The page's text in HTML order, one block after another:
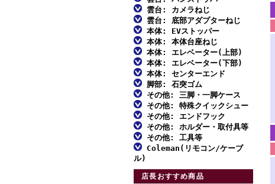
アルミ三脚
ビデオ三脚
カーボン三脚
スタンド型一脚
一脚
雲台単品
アクセサリー
アルミ三脚
ビデオ三脚
カーボン三脚
スタンド型一脚・一脚
雲台単品
アクセサリー
ファミリー三脚
アルミ三脚
ビデオ三脚
カーボン三脚
スタンド型一脚・一脚
雲台単品
アクセサリー
雲台: カメラねじ
ファミリー三脚
アルミ三脚
カーボン三脚
雲台単品
アクセサリー
雲台: 底部アダプターねじ
MFスクリュー
対応一覧: ハンドル雲台
対応一覧: 自由雲台
対応一覧: アクセサリー
取付不能雲台
本体: EVストッパー
ファミリー三脚
アルミ三脚
ビデオ三脚
カーボン三脚
スタンド型一脚
アクセサリー
本体: 本体台座ねじ
アルミ三脚
カーボン三脚
スタンド型一脚・一脚
本体: エレベーター(上部)
アルミ三脚
ビデオ三脚
カーボン三脚
アクセサリー
本体: エレベーター(下部)
アルミ三脚
ビデオ三脚
カーボン三脚
アクセサリー
本体: センターエンド
アルミ三脚
ビデオ三脚
カーボン三脚01
カーボン三脚02
アクセサリー
脚部: 石突ゴム
ファミリー三脚
アルミ三脚
ビデオ三脚
カーボン三脚
一脚
その他: 三脚・一脚ケース
ファミリー三脚
アルミ三脚
ビデオ三脚
カーボン三脚02
その他: 特殊クイックシュー
ダボ式シュー
その他: エンドフック
エンドフック
その他: ホルダー・取付具等
ホルダー・取付具等
その他: 工具等
工具類
Coleman(リモコン/ケーブ
ル)
付属リモコン
店長おすすめ商品